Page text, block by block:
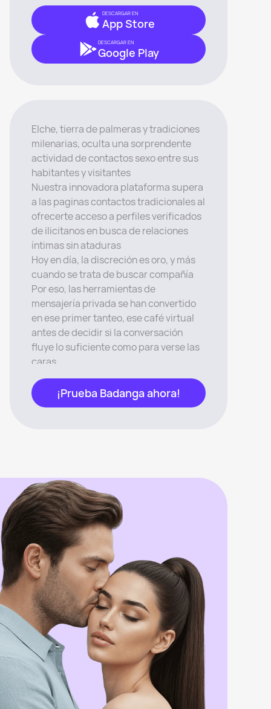
DESCARGAR EN
App Store
DESCARGAR EN
Google Play
Elche, tierra de palmeras y tradiciones
milenarias, oculta una sorprendente
actividad de contactos sexo entre sus
habitantes y visitantes
Nuestra innovadora plataforma supera
a las paginas contactos tradicionales al
ofrecerte acceso a perfiles verificados
de ilicitanos en busca de relaciones
íntimas sin ataduras
Hoy en día, la discreción es oro, y más
cuando se trata de buscar compañía
Por eso, las herramientas de
mensajería privada se han convertido
en ese primer tanteo, ese café virtual
antes de decidir si la conversación
fluye lo suficiente como para verse las
caras
Es la antesala digital a experiencias
que cada uno decide cuán intensas
quiere que sean, permitiendo que las
de por sí tiene rincones con un encanto
especial para perderse y, quién sabe,
encontrarse
Piensa también en la brisa de Arenales
del Sol al atardecer, o en esas terrazas
animadas del centro donde una charla
puede encender la chispa
Esta joya alicantina, con su mezcla
única de patrimonio y costa, parece
diseñada para que surjan historias
¡Prueba Badanga ahora!